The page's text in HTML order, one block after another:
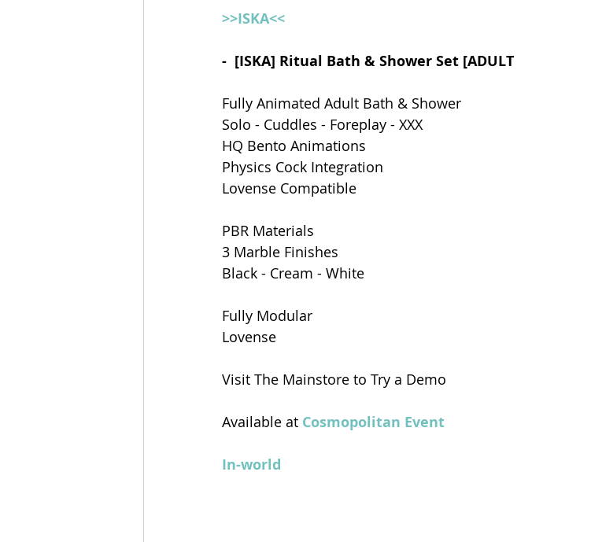
>>ISKA<<
-  [ISKA] Ritual Bath & Shower Set [ADULT
Fully Animated Adult Bath & Shower
Solo - Cuddles - Foreplay - XXX
HQ Bento Animations
Physics Cock Integration
Lovense Compatible
PBR Materials
3 Marble Finishes
Black - Cream - White
Fully Modular
Lovense
Visit The Mainstore to Try a Demo
Available at Cosmopolitan Event
In-world